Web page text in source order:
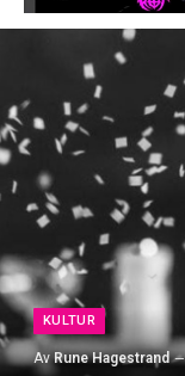
KULTUR
Av Rune Hagestrand